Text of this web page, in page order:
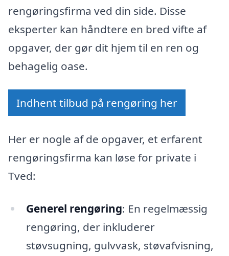
rengøringsfirma ved din side. Disse
eksperter kan håndtere en bred vifte af
opgaver, der gør dit hjem til en ren og
behagelig oase.
Indhent tilbud på rengøring her
Her er nogle af de opgaver, et erfarent
rengøringsfirma kan løse for private i
Tved:
Generel rengøring: En regelmæssig
rengøring, der inkluderer
støvsugning, gulvvask, støvafvisning,